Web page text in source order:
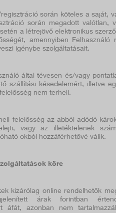
során köteles a saját,
során megadott valótlan,
a létrejövő elektronikus
amennyiben Felhasználó
igénybe szolgáltatásait.
által tévesen és/vagy
szállítási késedelemért, illetve
nem terheli.
felelősség az abból adódó
vagy az illetéktelenek
okból hozzáférhetővé válik.
köre
kizárólag online rendelhetők
árak forintban
áfát, azonban nem